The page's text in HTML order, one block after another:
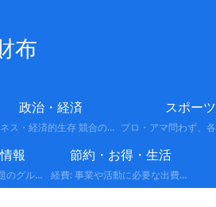
布
政治・経済
ビジネス・経済的生存 競合の多い市場で生き残るための戦略です。 差別化: 他者がやっていない独自の強みを作る。 ランチェスター戦略: 弱者が強者に勝つための局地戦の展開。 副業・複業: 収入源を分散させ、リスクを回避する。
スポーツ
報
飲食店レビューや話題のグルメ情報、新商品・限定メニューなど、食に関する情報をわかりやすくまとめています。実際に体験した感想やおすすめポイントも紹介します。
節約・お得・生活
経費: 事業や活動に必要な出費を正しく計上し、所得を適切に圧縮する考え方。 節税: 法律の範囲内で税負担を軽減する具体的なテクニック（控除の活用、制度の利用など）。 保険: 万が一のリスクに備えつつ、副次的な節税効果や資産形成を狙う戦略。